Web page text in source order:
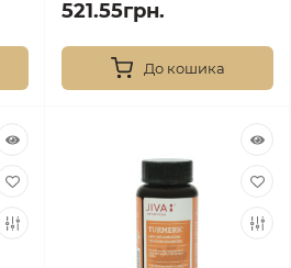
521.55грн.
До кошика